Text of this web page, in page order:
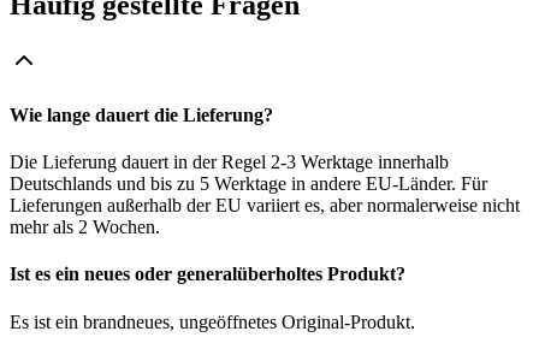
Wie lange dauert die Lieferung?
Die Lieferung dauert in der Regel 2-3 Werktage innerhalb
Deutschlands und bis zu 5 Werktage in andere EU-Länder. Für
Lieferungen außerhalb der EU variiert es, aber normalerweise nicht
mehr als 2 Wochen.
Ist es ein neues oder generalüberholtes Produkt?
Es ist ein brandneues, ungeöffnetes Original-Produkt.